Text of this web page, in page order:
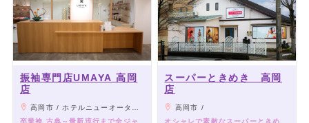
振袖専門店UMAYA 高岡
店
高岡市 / ホテルニューオータニ高岡の地下駐車場Timesに停めていただくと駐車料金は無料
卒業袴 古典～最新流行まで全ジャ
スーパーときめき 高岡
店
高岡市 /
オシャレで素敵なスーパーときめ